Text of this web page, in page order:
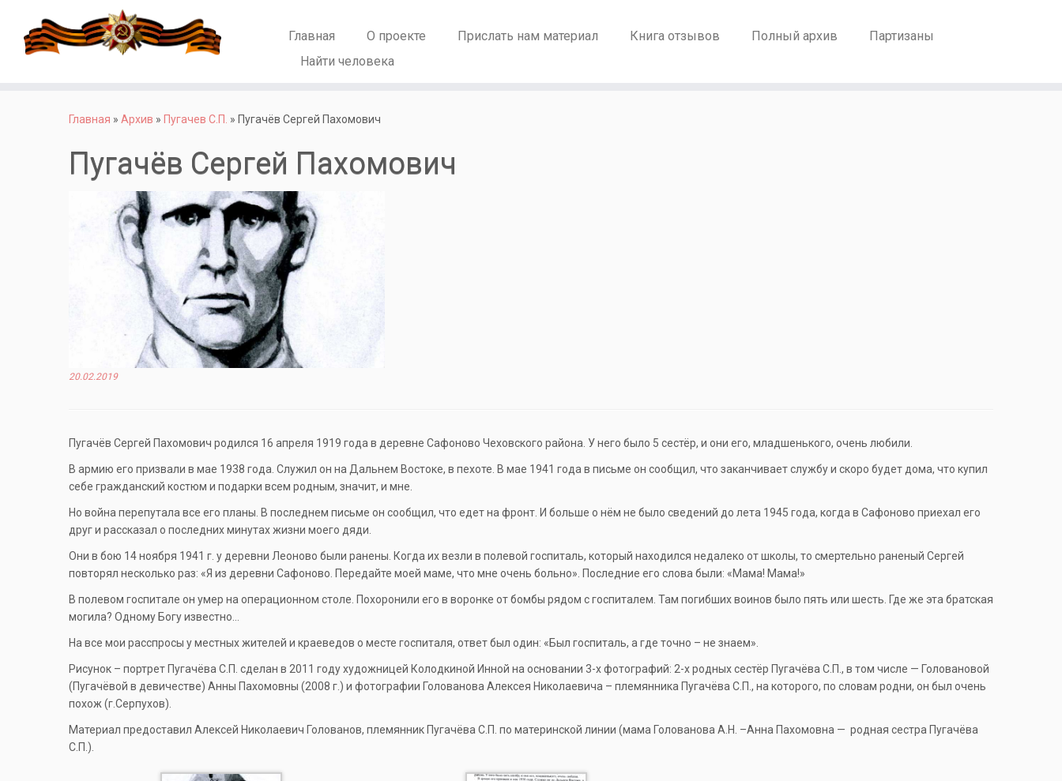
Главная О проекте Прислать нам материал Книга отзывов Полный архив
Партизаны
Найти человека
Главная » Архив » Пугачев С.П. » Пугачёв Сергей Пахомович
Пугачёв Сергей Пахомович
20.02.2019
Пугачёв Сергей Пахомович родился 16 апреля 1919 года в деревне Сафоново Чеховского района. У него было 5 сестёр, и они его, младшенького, очень любили.
В армию его призвали в мае 1938 года. Служил он на Дальнем Востоке, в пехоте. В мае 1941 года в письме он сообщил, что заканчивает службу и скоро будет дома, что купил
себе гражданский костюм и подарки всем родным, значит, и мне.
Но война перепутала все его планы. В последнем письме он сообщил, что едет на фронт. И больше о нём не было сведений до лета 1945 года, когда в Сафоново приехал его
друг и рассказал о последних минутах жизни моего дяди.
Они в бою 14 ноября 1941 г. у деревни Леоново были ранены. Когда их везли в полевой госпиталь, который находился недалеко от школы, то смертельно раненый Сергей
повторял несколько раз: «Я из деревни Сафоново. Передайте моей маме, что мне очень больно». Последние его слова были: «Мама! Мама!»
В полевом госпитале он умер на операционном столе. Похоронили его в воронке от бомбы рядом с госпиталем. Там погибших воинов было пять или шесть. Где же эта братская
могила? Одному Богу известно…
На все мои расспросы у местных жителей и краеведов о месте госпиталя, ответ был один: «Был госпиталь, а где точно – не знаем».
Рисунок – портрет Пугачёва С.П. сделан в 2011 году художницей Колодкиной Инной на основании 3-х фотографий: 2-х родных сестёр Пугачёва С.П., в том числе — Головановой
(Пугачёвой в девичестве) Анны Пахомовны (2008 г.) и фотографии Голованова Алексея Николаевича – племянника Пугачёва С.П., на которого, по словам родни, он был очень
похож (г.Серпухов).
Материал предоставил Алексей Николаевич Голованов, племянник Пугачёва С.П. по материнской линии (мама Голованова А.Н. –Анна Пахомовна — родная сестра Пугачёва
С.П.).